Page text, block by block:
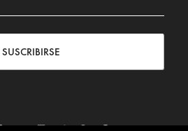
SUSCRIBIRSE